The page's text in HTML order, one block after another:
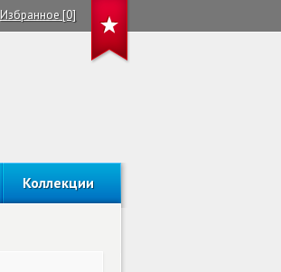
Избранное [0]
Коллекции